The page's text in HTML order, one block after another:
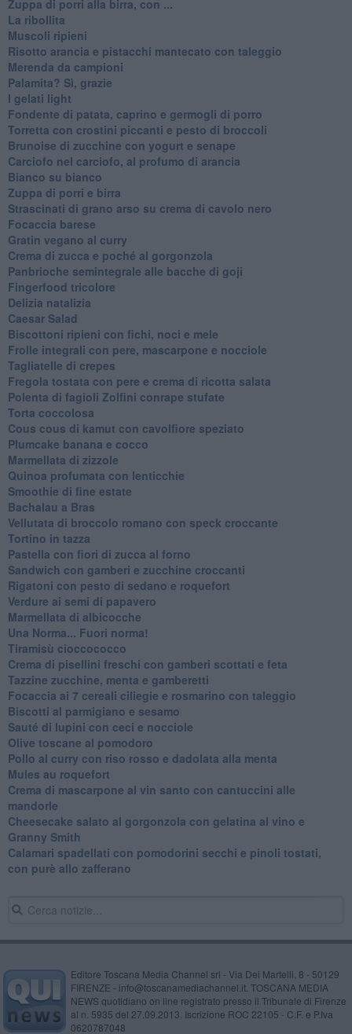
Zuppa di porri alla birra, con ...
La ribollita
Muscoli ripieni
Risotto arancia e pistacchi mantecato con taleggio
Merenda da campioni
Palamita? Sì, grazie
I gelati light
Fondente di patata, caprino e germogli di porro
Torretta con crostini piccanti e pesto di broccoli
Brunoise di zucchine con yogurt e senape
Carciofo nel carciofo, al profumo di arancia
Bianco su bianco
Zuppa di porri e birra
Strascinati di grano arso su crema di cavolo nero
Focaccia barese
Gratin vegano al curry
Crema di zucca e poché al gorgonzola
Panbrioche semintegrale alle bacche di goji
Fingerfood tricolore
Delizia natalizia
Caesar Salad
Biscottoni ripieni con fichi, noci e mele
Frolle integrali con pere, mascarpone e nocciole
Tagliatelle di crepes
Fregola tostata con pere e crema di ricotta salata
Polenta di fagioli Zolfini conrape stufate
Torta coccolosa
Cous cous di kamut con cavolfiore speziato
Plumcake banana e cocco
Marmellata di zizzole
Quinoa profumata con lenticchie
Smoothie di fine estate
Bachalau a Bras
Vellutata di broccolo romano con speck croccante
Tortino in tazza
Pastella con fiori di zucca al forno
Sandwich con gamberi e zucchine croccanti
Rigatoni con pesto di sedano e roquefort
Verdure ai semi di papavero
Marmellata di albicocche
Una Norma... Fuori norma!
Tiramisù cioccococco
Crema di pisellini freschi con gamberi scottati e feta
Tazzine zucchine, menta e gamberetti
Focaccia ai 7 cereali ciliegie e rosmarino con taleggio
Biscotti al parmigiano e sesamo
Sauté di lupini con ceci e nocciole
Olive toscane al pomodoro
Pollo al curry con riso rosso e dadolata alla menta
Mules au roquefort
Crema di mascarpone al vin santo con cantuccini alle
mandorle
Cheesecake salato al gorgonzola con gelatina al vino e
Granny Smith
Calamari spadellati con pomodorini secchi e pinoli tostati,
con purè allo zafferano
Editore Toscana Media Channel srl - Via Dei Martelli, 8 - 50129
FIRENZE - info@toscanamediachannel.it. TOSCANA MEDIA
NEWS quotidiano on line registrato presso il Tribunale di Firenze
al n. 5935 del 27.09.2013. Iscrizione ROC 22105 - C.F. e P.Iva
0620787048